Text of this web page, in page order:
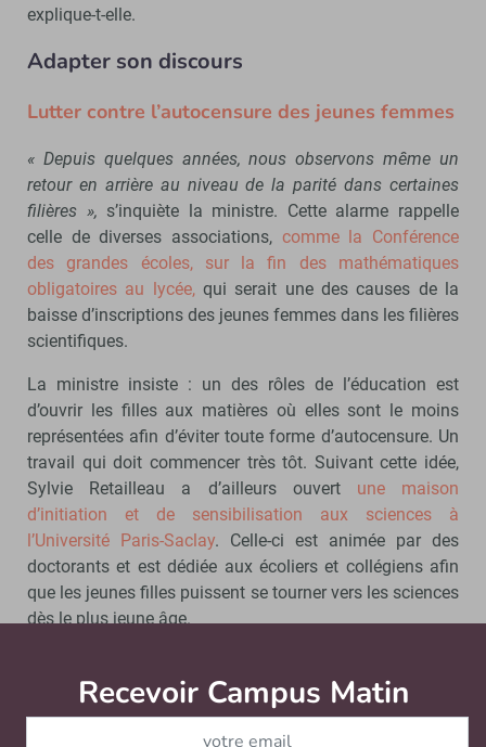
explique-t-elle.
Adapter son discours
Lutter contre l’autocensure des jeunes femmes
« Depuis quelques années, nous observons même un
retour en arrière au niveau de la parité dans certaines
filières », s’inquiète la ministre. Cette alarme rappelle
celle de diverses associations, comme la Conférence
des grandes écoles, sur la fin des mathématiques
obligatoires au lycée, qui serait une des causes de la
baisse d’inscriptions des jeunes femmes dans les filières
scientifiques.
La ministre insiste : un des rôles de l’éducation est
d’ouvrir les filles aux matières où elles sont le moins
représentées afin d’éviter toute forme d’autocensure. Un
travail qui doit commencer très tôt. Suivant cette idée,
Sylvie Retailleau a d’ailleurs ouvert une maison
d’initiation et de sensibilisation aux sciences à
l’Université Paris-Saclay. Celle-ci est animée par des
doctorants et est dédiée aux écoliers et collégiens afin
que les jeunes filles puissent se tourner vers les sciences
dès le plus jeune âge.
Cependant, il ne s’agit pas seulement d’adapter son
discours face aux jeunes filles.« Si nous ne parlons
Recevoir Campus Matin